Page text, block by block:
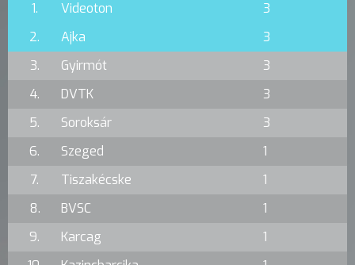
1. Videoton
3
2.
Ajka
3
3.
Gyirmót
3
4.
DVTK
3
5.
Soroksár
3
6.
Szeged
1
7.
Tiszakécske
1
8.
BVSC
1
9.
Karcag
1